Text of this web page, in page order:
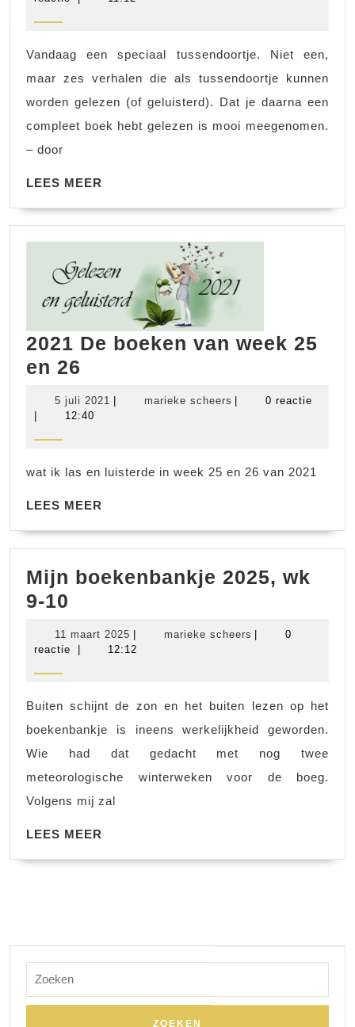
privédetective
Vandaag een speciaal tussendoortje. Niet een,
maar zes verhalen die als tussendoortje kunnen
worden gelezen (of geluisterd). Dat je daarna een
compleet boek hebt gelezen is mooi meegenomen.
– door
LEES MEER
2021 De boeken van week 25
en 26
boeken
en
26
5 juli 2021 5
marieke scheers marieke0 reactie
12:40
wat ik las en luisterde in week 25 en 26 van 2021
LEES MEER
Mijn boekenbankje 2025, wk
9-10
2025,
11 maart 2025 11
maart
| marieke scheers marieke
|
0
reactie
| 12:12
Buiten schijnt de zon en het buiten lezen op het
boekenbankje is ineens werkelijkheid geworden.
Wie had dat gedacht met nog twee
meteorologische winterweken voor de boeg.
Volgens mij zal
LEES MEER
naar: